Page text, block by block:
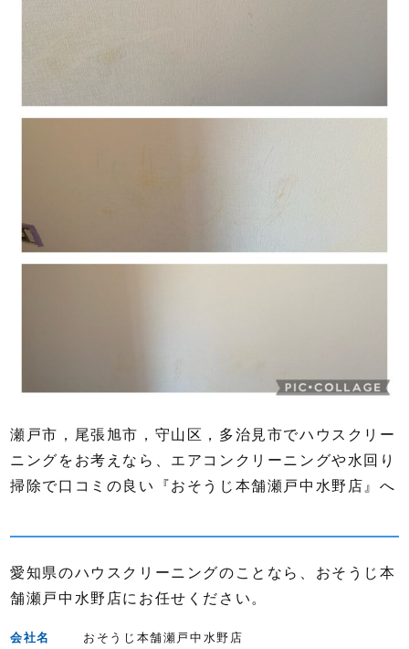
瀬戸市，尾張旭市，守山区，多治見市でハウスクリー
ニングをお考えなら、エアコンクリーニングや水回り
掃除で口コミの良い『おそうじ本舗瀬戸中水野店』へ
愛知県のハウスクリーニングのことなら、おそうじ本
舗瀬戸中水野店にお任せください。
会社名
おそうじ本舗瀬戸中水野店